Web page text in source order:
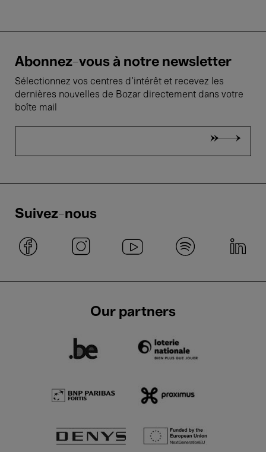
Abonnez-vous à notre newsletter
Sélectionnez vos centres d'intérêt et recevez les
dernières nouvelles de Bozar directement dans votre
boîte mail
Suivez-nous
Our partners